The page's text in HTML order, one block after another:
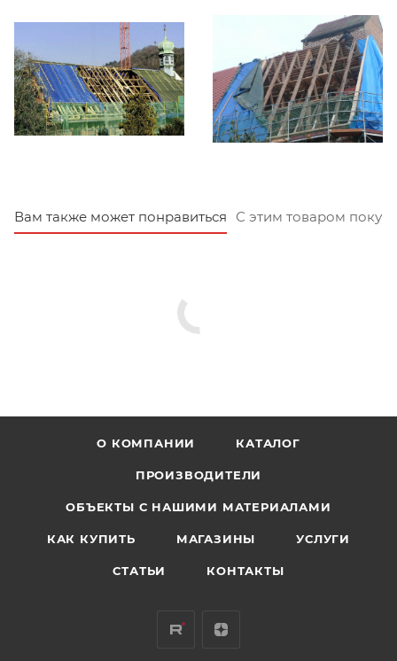
Вам также может понравиться С этим товаром
О КОМПАНИИ КАТАЛОГ
ПРОИЗВОДИТЕЛИ
ОБЪЕКТЫ С НАШИМИ МАТЕРИАЛАМИ
КАК КУПИТЬ МАГАЗИНЫ УСЛУГИ
СТАТЬИ КОНТАКТЫ